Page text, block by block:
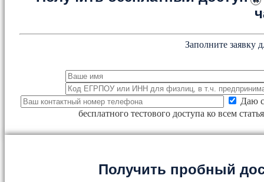
Заполните заявку
Даю
бесплатного тестового доступа ко всем
Получить пробный